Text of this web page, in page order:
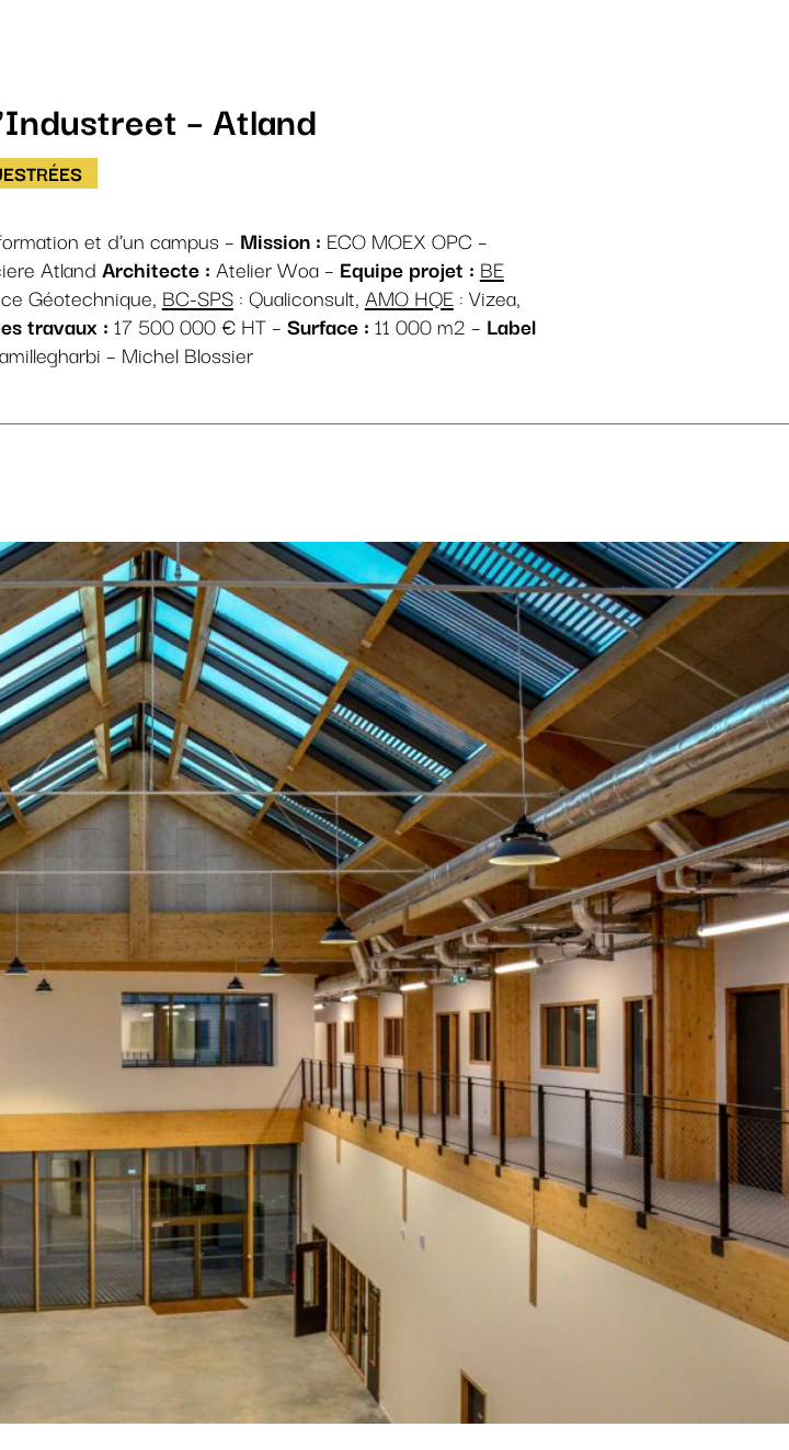
– Atland
et d’un campus – Mission : ECO MOEX OPC –
Atland Architecte : Atelier Woa – Equipe projet : BE
Géotechnique, BC-SPS: Qualiconsult, AMO HQE: Vizea,
travaux : 17 500 000 € HT – Surface : 11 000 m2 – Label
– Michel Blossier